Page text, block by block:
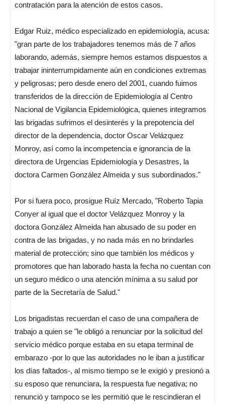
contratación para la atención de estos casos.
Edgar Ruiz, médico especializado en epidemiología, acusa:
"gran parte de los trabajadores tenemos más de 7 años
laborando, además, siempre hemos estamos dispuestos a
trabajar ininterrumpidamente aún en condiciones extremas
y peligrosas; pero desde enero del 2001, cuando fuimos
transferidos de la dirección de Epidemiología al Centro
Nacional de Vigilancia Epidemiológica, quienes integramos
las brigadas sufrimos el desinterés y la prepotencia del
director de la dependencia, doctor Oscar Velázquez
Monroy, así como la incompetencia e ignorancia de la
directora de Urgencias Epidemiología y Desastres, la
doctora Carmen González Almeida y sus subordinados."
Por si fuera poco, prosigue Ruíz Mercado, "Roberto Tapia
Conyer al igual que el doctor Velázquez Monroy y la
doctora González Almeida han abusado de su poder en
contra de las brigadas, y no nada más en no brindarles
material de protección; sino que también los médicos y
promotores que han laborado hasta la fecha no cuentan con
un seguro médico o una atención mínima a su salud por
parte de la Secretaría de Salud."
Los brigadistas recuerdan el caso de una compañera de
trabajo a quien se "le obligó a renunciar por la solicitud del
servicio médico porque estaba en su etapa terminal de
embarazo -por lo que las autoridades no le iban a justificar
los días faltados-, al mismo tiempo se le exigió y presionó a
su esposo que renunciara, la respuesta fue negativa; no
renunció y tampoco se les permitió que le rescindieran el